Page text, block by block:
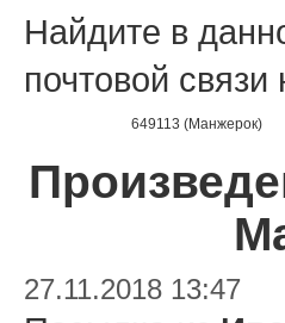
Найдите в
почтовой
649113 (Манжерок)
27.11.2018 13:47